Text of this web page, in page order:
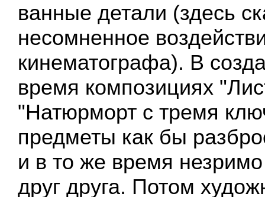
ванные детали (здесь
несомненное
кинематографа). В
время композициях
"Натюрморт с тремя
предметы как бы
и в то же время
друг друга. Потом